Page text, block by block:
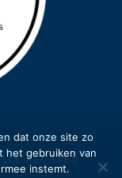
RECHTEN
dat onze site zo
het gebruiken van
instemt.